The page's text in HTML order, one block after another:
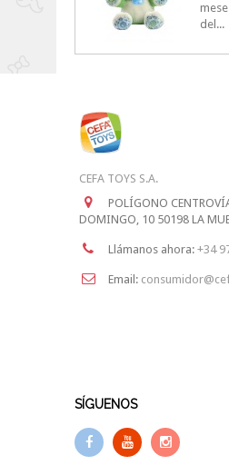
del...
CEFA TOYS S.A.
POLÍGONO
DOMINGO, 10 50198 LA
Llámanos ahora: +34
Email:
SÍGUENOS